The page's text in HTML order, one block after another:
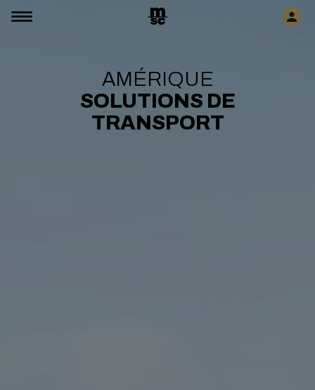
AMÉRIQUE
SOLUTIONS DE
TRANSPORT